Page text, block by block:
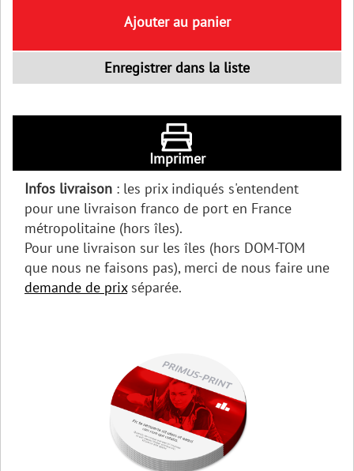
Ajouter au panier
Enregistrer dans la liste
Imprimer
Infos livraison : les prix indiqués s'entendent
pour une livraison franco de port en France
métropolitaine (hors îles).
Pour une livraison sur les îles (hors DOM-TOM
que nous ne faisons pas), merci de nous faire une
demande de prixséparée.